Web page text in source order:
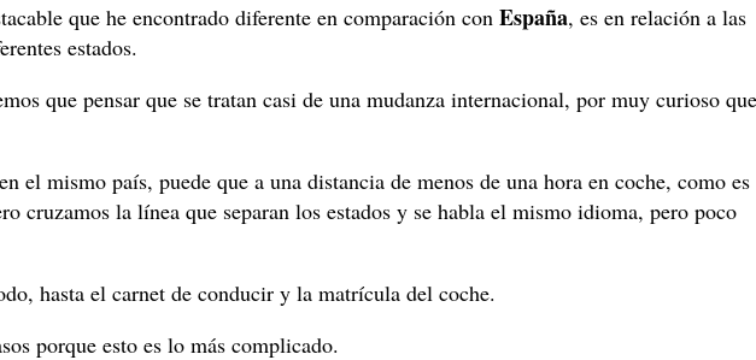
que he encontrado diferente en comparación con España, es en relación a las
estados.
que pensar que se tratan casi de una mudanza internacional, por muy curioso que
el mismo país, puede que a una distancia de menos de una hora en coche, como es
cruzamos la línea que separan los estados y se habla el mismo idioma, pero poco
hasta el carnet de conducir y la matrícula del coche.
porque esto es lo más complicado.